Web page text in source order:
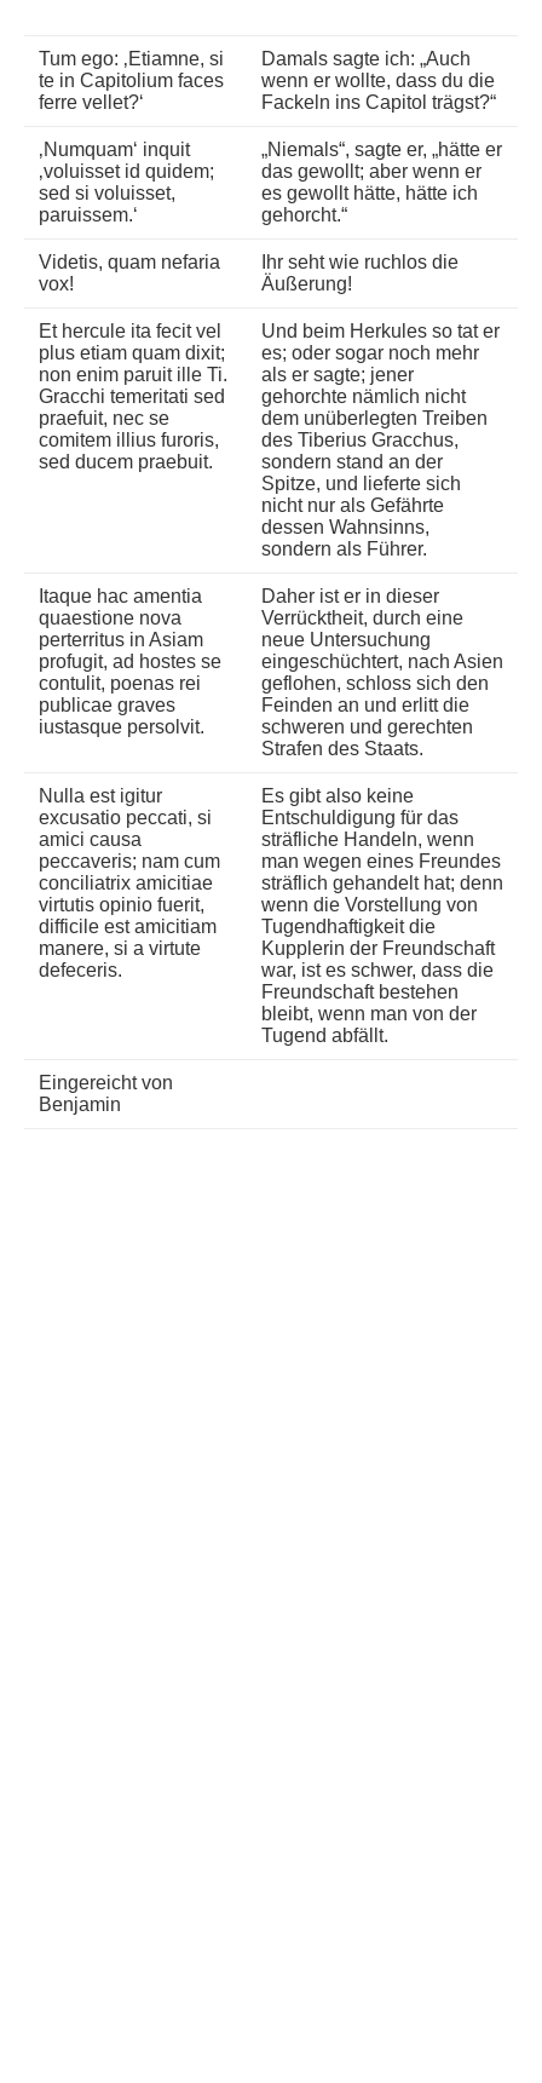
Tum ego: ‚Etiamne, si
te in Capitolium faces
ferre vellet?‘
Damals sagte ich: „Auch
wenn er wollte, dass du die
Fackeln ins Capitol trägst?“
‚Numquam‘ inquit
‚voluisset id quidem;
sed si voluisset,
paruissem.‘
„Niemals“, sagte er, „hätte er
das gewollt; aber wenn er
es gewollt hätte, hätte ich
gehorcht.“
Videtis, quam nefaria
vox!
Ihr seht wie ruchlos die
Äußerung!
Et hercule ita fecit vel
plus etiam quam dixit;
non enim paruit ille Ti.
Gracchi temeritati sed
praefuit, nec se
comitem illius furoris,
sed ducem praebuit.
Und beim Herkules so tat er
es; oder sogar noch mehr
als er sagte; jener
gehorchte nämlich nicht
dem unüberlegten Treiben
des Tiberius Gracchus,
sondern stand an der
Spitze, und lieferte sich
nicht nur als Gefährte
dessen Wahnsinns,
sondern als Führer.
Itaque hac amentia
quaestione nova
perterritus in Asiam
profugit, ad hostes se
contulit, poenas rei
publicae graves
iustasque persolvit.
Daher ist er in dieser
Verrücktheit, durch eine
neue Untersuchung
eingeschüchtert, nach Asien
geflohen, schloss sich den
Feinden an und erlitt die
schweren und gerechten
Strafen des Staats.
Nulla est igitur
excusatio peccati, si
amici causa
peccaveris; nam cum
conciliatrix amicitiae
virtutis opinio fuerit,
difficile est amicitiam
manere, si a virtute
defeceris.
Es gibt also keine
Entschuldigung für das
sträfliche Handeln, wenn
man wegen eines Freundes
sträflich gehandelt hat; denn
wenn die Vorstellung von
Tugendhaftigkeit die
Kupplerin der Freundschaft
war, ist es schwer, dass die
Freundschaft bestehen
bleibt, wenn man von der
Tugend abfällt.
Eingereicht von
Benjamin